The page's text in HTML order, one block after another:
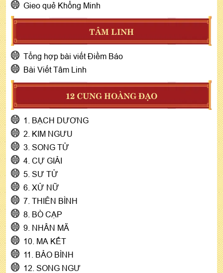
Gieo quẻ Khổng Minh
TÂM LINH
Tổng hợp bài viết Điềm Báo
Bài Viết Tâm Linh
12 CUNG HOÀNG ĐẠO
1. BẠCH DƯƠNG
2. KIM NGƯU
3. SONG TỬ
4. CỰ GIẢI
5. SƯ TỬ
6. XỬ NỮ
7. THIÊN BÌNH
8. BÒ CẠP
9. NHÂN MÃ
10. MA KẾT
11. BẢO BÌNH
12. SONG NGƯ